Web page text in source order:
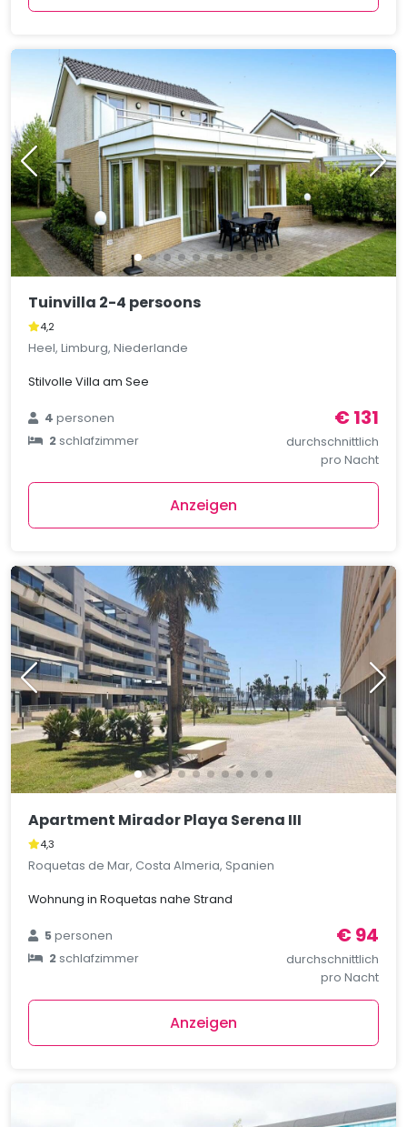
Tuinvilla 2-4 persoons
4,2
Heel, Limburg, Niederlande
Stilvolle Villa am See
4personen
2schlafzimmer
€ 131
durchschnittlich
pro Nacht
Anzeigen
Apartment Mirador Playa Serena III
4,3
Roquetas de Mar, Costa Almeria, Spanien
Wohnung in Roquetas nahe Strand
5personen
2schlafzimmer
€ 94
durchschnittlich
pro Nacht
Anzeigen